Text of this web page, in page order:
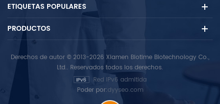
una prueba más amplia
Range.
ETIQUETAS POPULARES
PRODUCTOS
Derechos de autor © 2013-2026 Xiamen Biotime Biotechnology Co.,
Ltd.. Reservados todos los derechos.
Red IPv6 admitida
Poder por:dyyseo.com